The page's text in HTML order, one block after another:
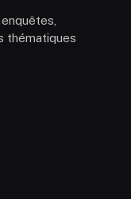
thématiques